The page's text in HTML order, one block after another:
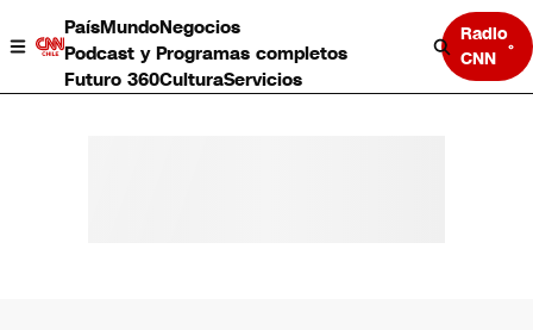
PaísMundoNegocios
Podcast y Programas completos
Futuro 360CulturaServicios
Radio
CNN